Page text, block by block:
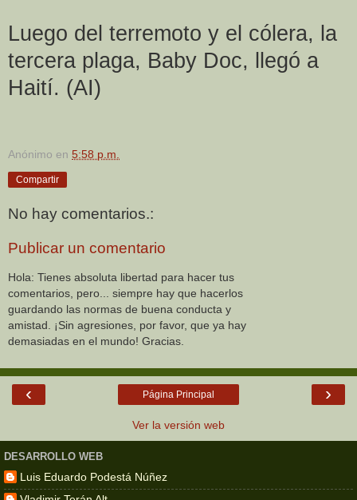
Luego del terremoto y el cólera, la
tercera plaga, Baby Doc, llegó a
Haití. (AI)
Anónimo en 5:58 p.m.
Compartir
No hay comentarios.:
Publicar un comentario
Hola: Tienes absoluta libertad para hacer tus
comentarios, pero... siempre hay que hacerlos
guardando las normas de buena conducta y
amistad. ¡Sin agresiones, por favor, que ya hay
demasiadas en el mundo! Gracias.
‹ ›
Página Principal
Ver la versión web
DESARROLLO WEB
Luis Eduardo Podestá Núñez